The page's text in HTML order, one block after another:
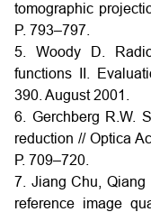
tomographic
P. 793–797.
5. Woody D.
functions II.
390. August 2001.
6. Gerchberg R.W.
reduction // Optica
Р. 709–720.
7. Jiang Chu, Qiang
reference image